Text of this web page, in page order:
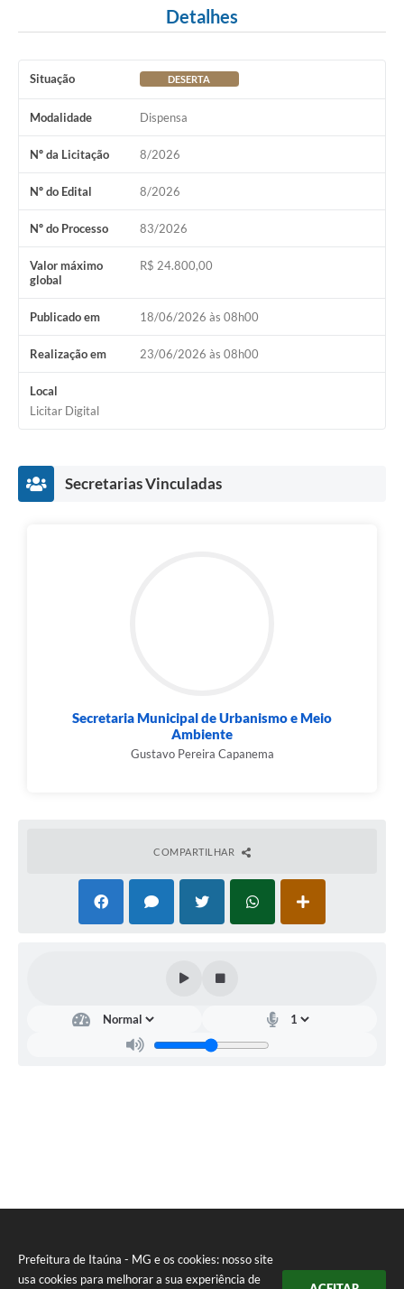
Prefeitura de Itaúna - MG e os cookies: nosso site
usa cookies para melhorar a sua experiência de
Detalhes
Situação DESERTA
Modalidade Dispensa
Nº da Licitação 8/2026
Nº do Edital 8/2026
Nº do Processo 83/2026
Valor máximo
global
R$ 24.800,00
Publicado em 18/06/2026 às 08h00
Realização em 23/06/2026 às 08h00
Local
Licitar Digital
Secretarias Vinculadas
Secretaria Municipal de Urbanismo e Meio
Ambiente
Gustavo Pereira Capanema
COMPARTILHAR